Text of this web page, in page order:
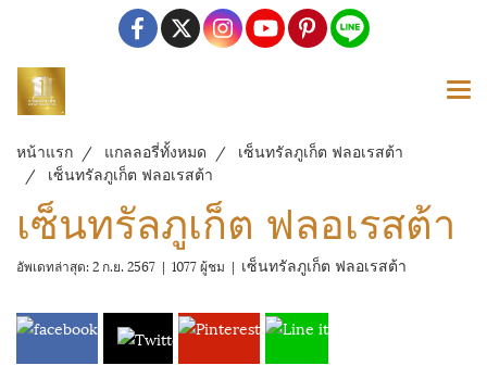
หน้าแรก แกลลอรี่ทั้งหมด
เซ็นทรัลภูเก็ต ฟลอเรสต้า
เซ็นทรัลภูเก็ต ฟลอเรสต้า
เซ็นทรัลภูเก็ต ฟลอเรสต้า
อัพเดทล่าสุด: 2 ก.ย. 2567 | 1077 ผู้ชม | เซ็นทรัลภูเก็ต ฟลอเรสต้า